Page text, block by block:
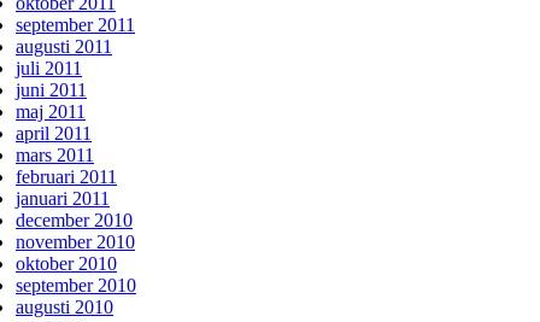
september 2011
augusti 2011
juli 2011
juni 2011
maj 2011
april 2011
mars 2011
februari 2011
januari 2011
december 2010
november 2010
oktober 2010
september 2010
augusti 2010